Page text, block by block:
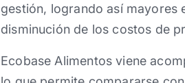
gestión, logrando así mayores
disminución de los costos de
Ecobase Alimentos viene